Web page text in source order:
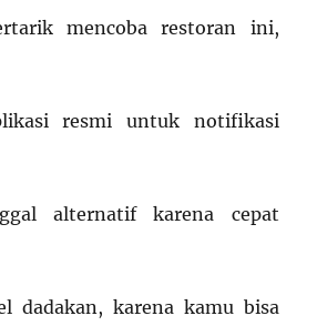
mencoba restoran ini,
resmi untuk notifikasi
alternatif karena cepat
dadakan, karena kamu bisa